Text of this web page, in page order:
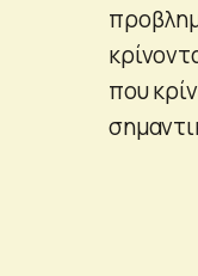
που